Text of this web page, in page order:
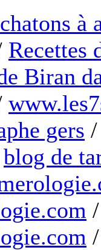
à
Recettes
Biran
gers /
blog de
/
/